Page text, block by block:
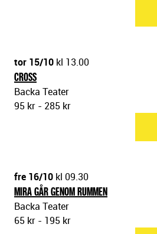
tor 15/10 kl 13.00
CROSS
Backa Teater
95 kr - 285 kr
fre 16/10 kl 09.30
MIRA GÅR GENOM RUMMEN
Backa Teater
65 kr - 195 kr